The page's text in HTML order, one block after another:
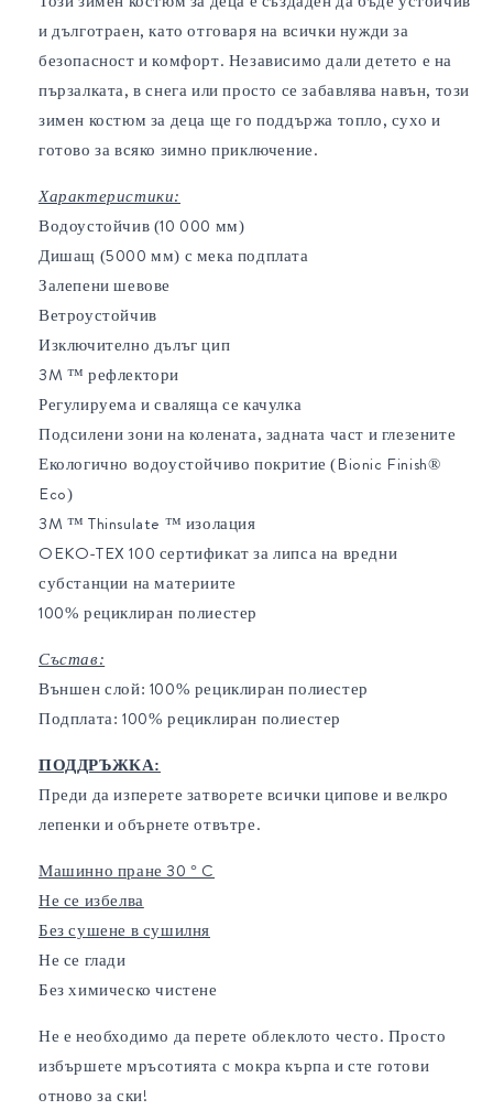
и дълготраен, като отговаря на всички нужди за
безопасност и комфорт. Независимо дали детето е на
пързалката, в снега или просто се забавлява навън, този
зимен костюм за деца ще го поддържа топло, сухо и
готово за всяко зимно приключение.
Характеристики:
Водоустойчив (10 000 мм)
Дишащ (5000 мм) с мека подплата
Залепени шевове
Ветроустойчив
Изключително дълъг цип
3M ™ рефлектори
Регулируема и сваляща се качулка
Подсилени зони на колената, задната част и глезените
Екологично водоустойчиво покритие (Bionic Finish®
Eco)
3M ™ Thinsulate ™ изолация
OEKO-TEX 100 сертификат за липса на вредни
субстанции на материите
100% рециклиран полиестер
Състав:
Външен слой: 100% рециклиран полиестер
Подплата: 100% рециклиран полиестер
ПОДДРЪЖКА:
Преди да изперете затворете всички ципове и велкро
лепенки и обърнете отвътре.
Машинно пране 30 ° C
Не се избелва
Без сушене в сушилня
Не се глади
Без химическо чистене
Не е необходимо да перете облеклото често. Просто
избършете мръсотията с мокра кърпа и сте готови
отново за ски!